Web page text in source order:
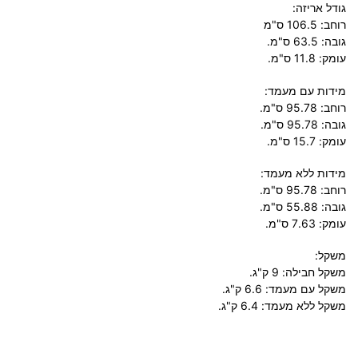
גודל אריזה:
רוחב: 106.5 ס"מ
גובה: 63.5 ס"מ.
עומק: 11.8 ס"מ.
מידות עם מעמד:
רוחב: 95.78 ס"מ.
גובה: 95.78 ס"מ.
עומק: 15.7 ס"מ.
מידות ללא מעמד:
רוחב: 95.78 ס"מ.
גובה: 55.88 ס"מ.
עומק: 7.63 ס"מ.
משקל:
משקל חבילה: 9 ק"ג.
משקל עם מעמד: 6.6 ק"ג.
משקל ללא מעמד: 6.4 ק"ג.